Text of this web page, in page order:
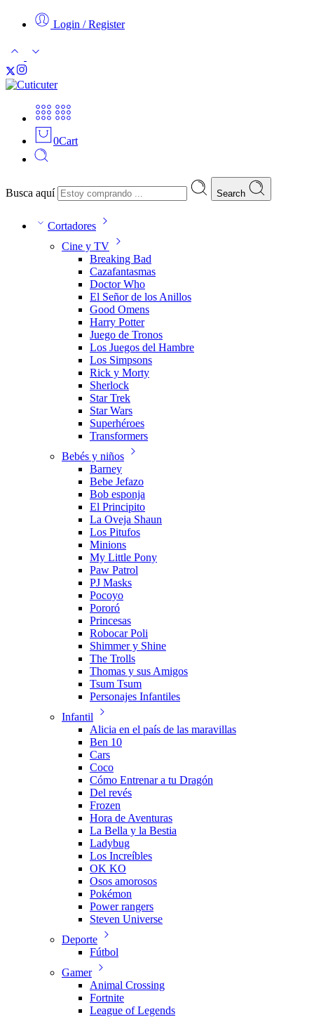
Login / Register
0Cart
Busca aquí Search
Cortadores
Cine y TV
Breaking Bad
Cazafantasmas
Doctor Who
El Señor de los Anillos
Good Omens
Harry Potter
Juego de Tronos
Los Juegos del Hambre
Los Simpsons
Rick y Morty
Sherlock
Star Trek
Star Wars
Superhéroes
Transformers
Bebés y niños
Barney
Bebe Jefazo
Bob esponja
El Principito
La Oveja Shaun
Los Pitufos
Minions
My Little Pony
Paw Patrol
PJ Masks
Pocoyo
Pororó
Princesas
Robocar Poli
Shimmer y Shine
The Trolls
Thomas y sus Amigos
Tsum Tsum
Personajes Infantiles
Infantil
Alicia en el país de las maravillas
Ben 10
Cars
Coco
Cómo Entrenar a tu Dragón
Del revés
Frozen
Hora de Aventuras
La Bella y la Bestia
Ladybug
Los Increíbles
OK KO
Osos amorosos
Pokémon
Power rangers
Steven Universe
Deporte
Fútbol
Gamer
Animal Crossing
Fortnite
League of Legends